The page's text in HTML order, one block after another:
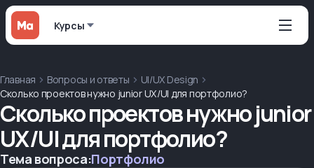
Курсы
Главная Вопросы и ответы
UI/UX Design
Сколько проектов нужно junior UX/UI для портфолио?
Сколько проектов нужно junior
UX/UI для портфолио?
Тема вопроса:Портфолио